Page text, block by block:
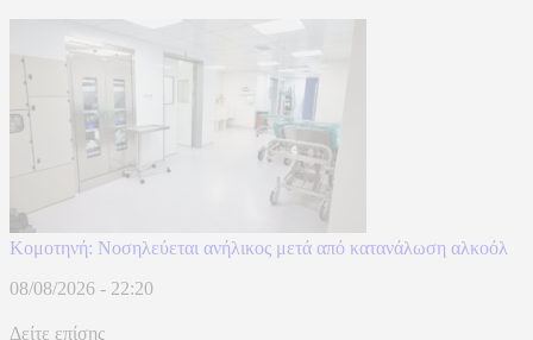
Κομοτηνή: Νοσηλεύεται ανήλικος μετά από κατανάλωση αλκοόλ
08/08/2026 - 22:20
Δείτε επίσης